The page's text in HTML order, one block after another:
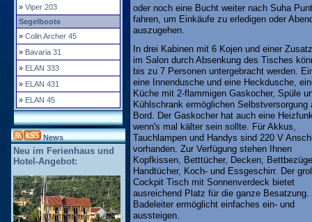
» Viper 203
Segelboote
» Colin Archer 45
» Bavaria 31
» ELAN 333
» ELAN 431
» ELAN 45
News
Neu im Ferienhaus und
Hotel-Angebot:
oder noch eine Bucht weiter nach Suha
fahren, um Einkäufe zu erledigen oder
auszugehen.
In drei Kabinen mit 6 Kojen und einer
im Salon durch Absenkung des Tisches
bis zu 7 Personen untergebracht werden.
eine Innendusche und eine Heckdusche,
Küche mit 2-flammigen Gaskocher, Spüle
Kühlschrank ermöglichen Selbstversorgung
Bord. Der Gaskocher hat auch eine
wenn's mal kälter sein sollte. Für Akkus,
Tauchlampen und Handys sind 220 V
vorhanden. Zur Verfügung stehen Ihnen
Kopfkissen, Betttücher, Decken,
Handtücher, Koch- und Essgeschirr. Der
Cockpit Tisch mit Sonnenverdeck bietet
ausreichend Platz für die ganze Besatzung.
Badeleiter ermöglicht einfaches ein- und
aussteigen.